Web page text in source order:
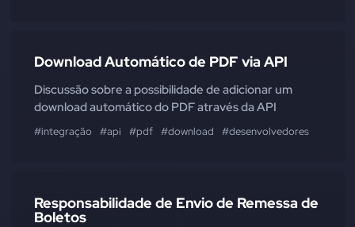
Download Automático de PDF via API
Discussão sobre a possibilidade de adicionar um
download automático do PDF através da API
#integração #api #pdf #download #desenvolvedores
Responsabilidade de Envio de Remessa de
Boletos